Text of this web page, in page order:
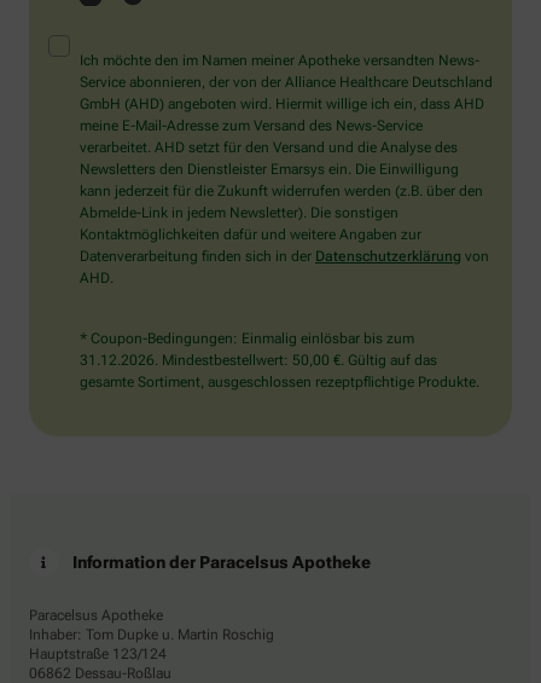
Ich möchte den im Namen meiner Apotheke versandten News-
Service abonnieren, der von der Alliance Healthcare Deutschland
GmbH (AHD) angeboten wird. Hiermit willige ich ein, dass AHD
meine E-Mail-Adresse zum Versand des News-Service
verarbeitet. AHD setzt für den Versand und die Analyse des
Newsletters den Dienstleister Emarsys ein. Die Einwilligung
kann jederzeit für die Zukunft widerrufen werden (z.B. über den
Abmelde-Link in jedem Newsletter). Die sonstigen
Kontaktmöglichkeiten dafür und weitere Angaben zur
Datenverarbeitung finden sich in der Datenschutzerklärung von
AHD.
* Coupon-Bedingungen: Einmalig einlösbar bis zum
31.12.2026. Mindestbestellwert: 50,00 €. Gültig auf das
gesamte Sortiment, ausgeschlossen rezeptpflichtige Produkte.
Information der Paracelsus Apotheke
Paracelsus Apotheke
Inhaber: Tom Dupke u. Martin Roschig
Hauptstraße 123/124
06862 Dessau-Roßlau